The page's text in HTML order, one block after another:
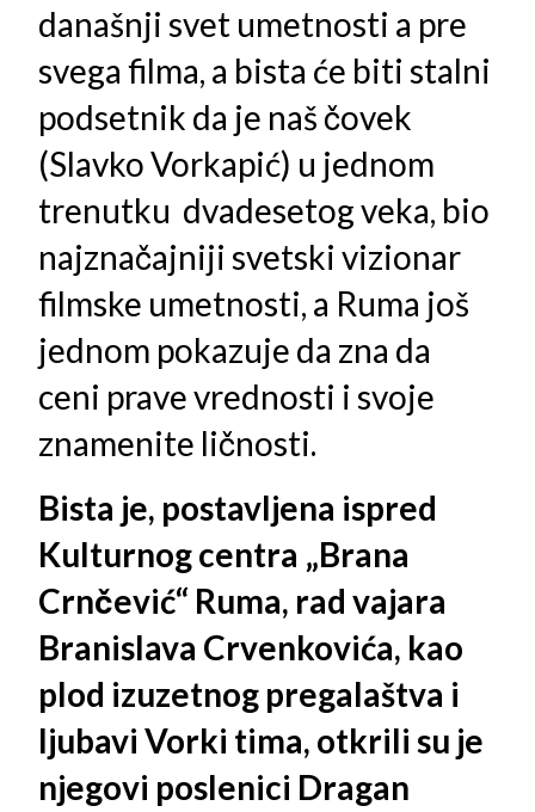
današnji svet umetnosti a pre
svega filma, a bista će biti stalni
podsetnik da je naš čovek
(Slavko Vorkapić) u jednom
trenutku dvadesetog veka, bio
najznačajniji svetski vizionar
filmske umetnosti, a Ruma još
jednom pokazuje da zna da
ceni prave vrednosti i svoje
znamenite ličnosti.
Bista je, postavljena ispred
Kulturnog centra „Brana
Crnčević“ Ruma, rad vajara
Branislava Crvenkovića, kao
plod izuzetnog pregalaštva i
ljubavi Vorki tima, otkrili su je
njegovi poslenici Dragan